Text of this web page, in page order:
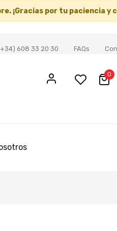
. ¡Gracias por tu paciencia y
608 33 20 30 FAQs
0